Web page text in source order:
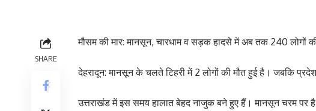
SHARE
मौसम की मार: मानसून, चारधाम व सड़क हादसे में अब तक 240 लोगों
देहरादून: मानसून के चलते टिहरी में 2 लोगों की मौत हुई है। जबकि
उत्तराखंड में इस समय हालात बेहद नाजुक बने हुए हैं। मानसून चरम पर है